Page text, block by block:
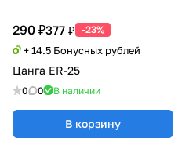
290 ₽377 ₽ -23%
+ 14.5 Бонусных рублей
Цанга ER-25
0 0 В наличии
В корзину